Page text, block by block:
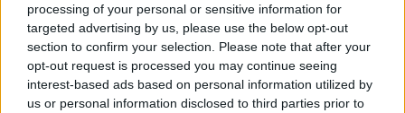
processing of your personal or sensitive information for
targeted advertising by us, please use the below opt-out
section to confirm your selection. Please note that after your
opt-out request is processed you may continue seeing
interest-based ads based on personal information utilized by
us or personal information disclosed to third parties prior to
Hasznos
Impresszum